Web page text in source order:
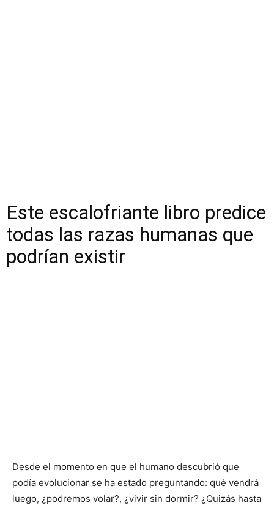
Este escalofriante libro predice
todas las razas humanas que
podrían existir
Desde el momento en que el humano descubrió que
podía evolucionar se ha estado preguntando: qué vendrá
luego, ¿podremos volar?, ¿vivir sin dormir? ¿Quizás hasta